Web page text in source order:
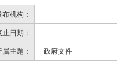
布机构：
止日期：
属主题： 政府文件